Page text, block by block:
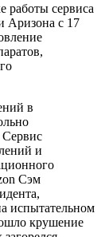
работы сервиса
Аризона с 17
в
Сервис
и
Сэм
испытательном
крушение